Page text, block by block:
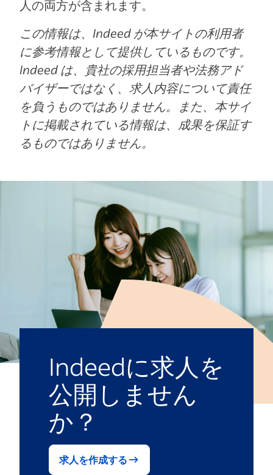
人の両方が含まれます。
この情報は、Indeed が本サイトの利用者
に参考情報として提供しているものです。
Indeed は、貴社の採用担当者や法務アド
バイザーではなく、求人内容について責任
を負うものではありません。また、本サイ
トに掲載されている情報は、成果を保証す
るものではありません。
Indeedに求人を
公開しません
か？
求人を作成する